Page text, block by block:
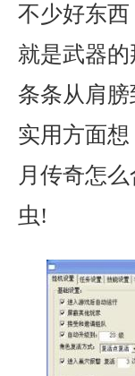
不少好东
就是武器
条条从肩
实用方面
月传奇怎
虫!